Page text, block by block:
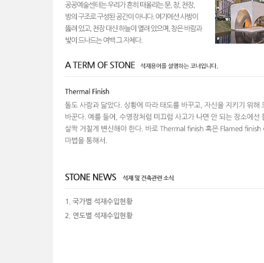
1. 국가별 석재수입현황
2. 연도별 석재수입현황